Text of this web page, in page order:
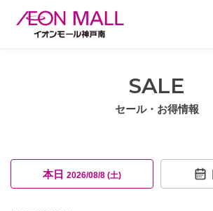
SALE
セール・お得情報
本日 2026/08/8 (土)